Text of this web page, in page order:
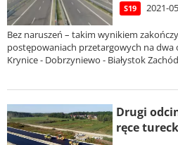
S19 2021-
Bez naruszeń – takim wynikiem
postępowaniach przetargowych na dwa
Krynice - Dobrzyniewo - Białystok
Drugi
ręce